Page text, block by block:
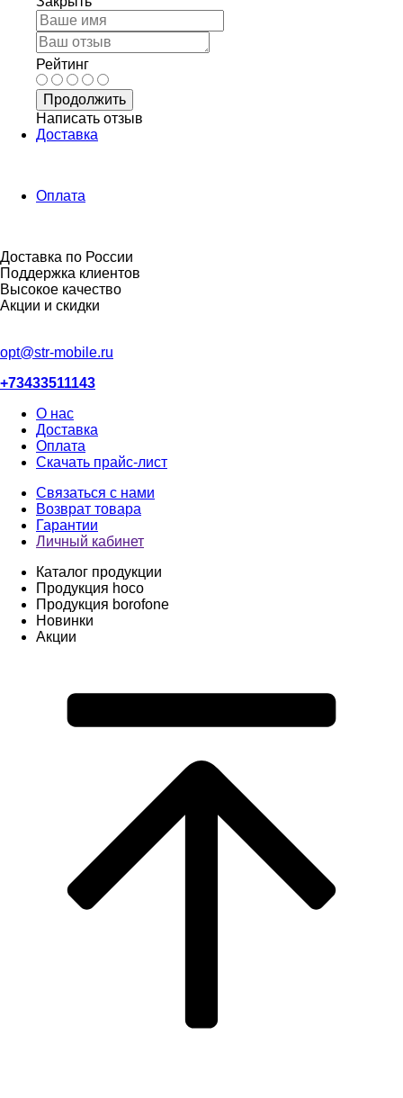
Рейтинг
Продолжить
Написать отзыв
Доставка
Оплата
Доставка по России
Поддержка клиентов
Высокое качество
Акции и скидки
opt@str-mobile.ru
+73433511143
О нас
Доставка
Оплата
Скачать прайс-лист
Связаться с нами
Возврат товара
Гарантии
Личный кабинет
Каталог продукции
Продукция hoco
Продукция borofone
Новинки
Акции